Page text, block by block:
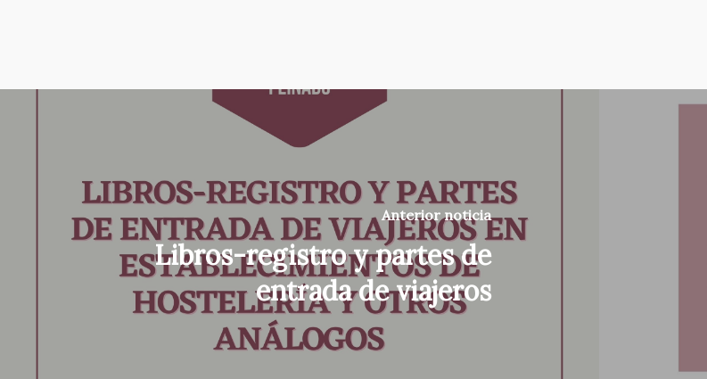
Anterior noticia
Libros-registro y partes de
entrada de viajeros